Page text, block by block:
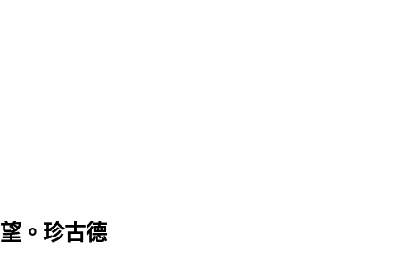
。珍古德